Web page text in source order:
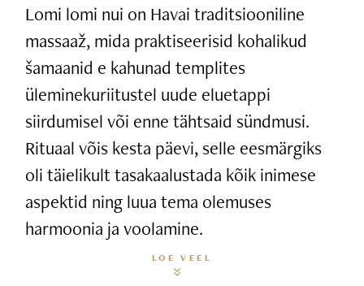
Lomi lomi nui on Havai traditsiooniline
massaaž, mida praktiseerisid kohalikud
šamaanid e kahunad templites
üleminekuriitustel uude eluetappi
siirdumisel või enne tähtsaid sündmusi.
Rituaal võis kesta päevi, selle eesmärgiks
oli täielikult tasakaalustada kõik inimese
aspektid ning luua tema olemuses
harmoonia ja voolamine.
LOE VEEL